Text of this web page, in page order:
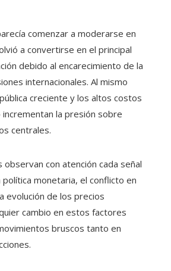
comenzar a moderarse en
a convertirse en el principal
debido al encarecimiento de la
internacionales. Al mismo
creciente y los altos costos
la presión sobre
centrales.
observan con atención cada señal
política monetaria, el conflicto en
evolución de los precios
cambio en estos factores
bruscos tanto en